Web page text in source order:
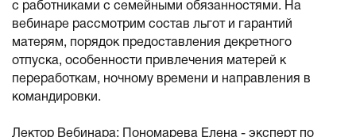
с работниками с семейными обязанностями. На
вебинаре рассмотрим состав льгот и гарантий
матерям, порядок предоставления декретного
отпуска, особенности привлечения матерей к
переработкам, ночному времени и направления в
командировки.
Лектор Вебинара: Пономарева Елена - эксперт по